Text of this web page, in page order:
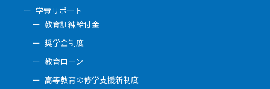
学費サポート
教育訓練給付金
奨学金制度
教育ローン
高等教育の修学支援新制度